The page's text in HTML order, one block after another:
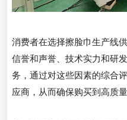
消费者在选择擦脸巾生产线
信誉和声誉、技术实力和研
务，通过对这些因素的综合
应商，从而确保购买到高质